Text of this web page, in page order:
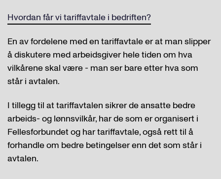
Hvordan får vi tariffavtale i bedriften?
En av fordelene med en tariffavtale er at man slipper
å diskutere med arbeidsgiver hele tiden om hva
vilkårene skal være - man ser bare etter hva som
står i avtalen.
I tillegg til at tariffavtalen sikrer de ansatte bedre
arbeids- og lønnsvilkår, har de som er organisert i
Fellesforbundet og har tariffavtale, også rett til å
forhandle om bedre betingelser enn det som står i
avtalen.